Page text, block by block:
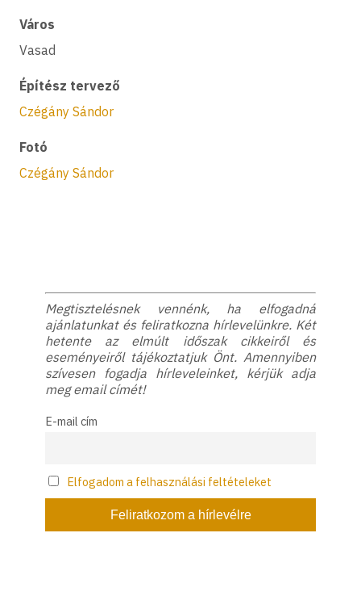
Város
Vasad
Építész tervező
Czégány Sándor
Fotó
Czégány Sándor
Megtisztelésnek vennénk, ha elfogadná
ajánlatunkat és feliratkozna hírlevelünkre. Két
hetente az elmúlt időszak cikkeiről és
eseményeiről tájékoztatjuk Önt. Amennyiben
szívesen fogadja hírleveleinket, kérjük adja
meg email címét!
E-mail cím
Elfogadom a felhasználási feltételeket